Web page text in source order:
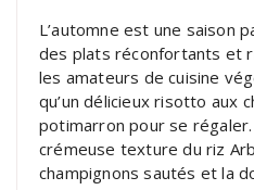
L’automne est une saison
des plats réconfortants et
les amateurs de cuisine
qu’un délicieux risotto aux
potimarron pour se
crémeuse texture du riz
champignons sautés et la